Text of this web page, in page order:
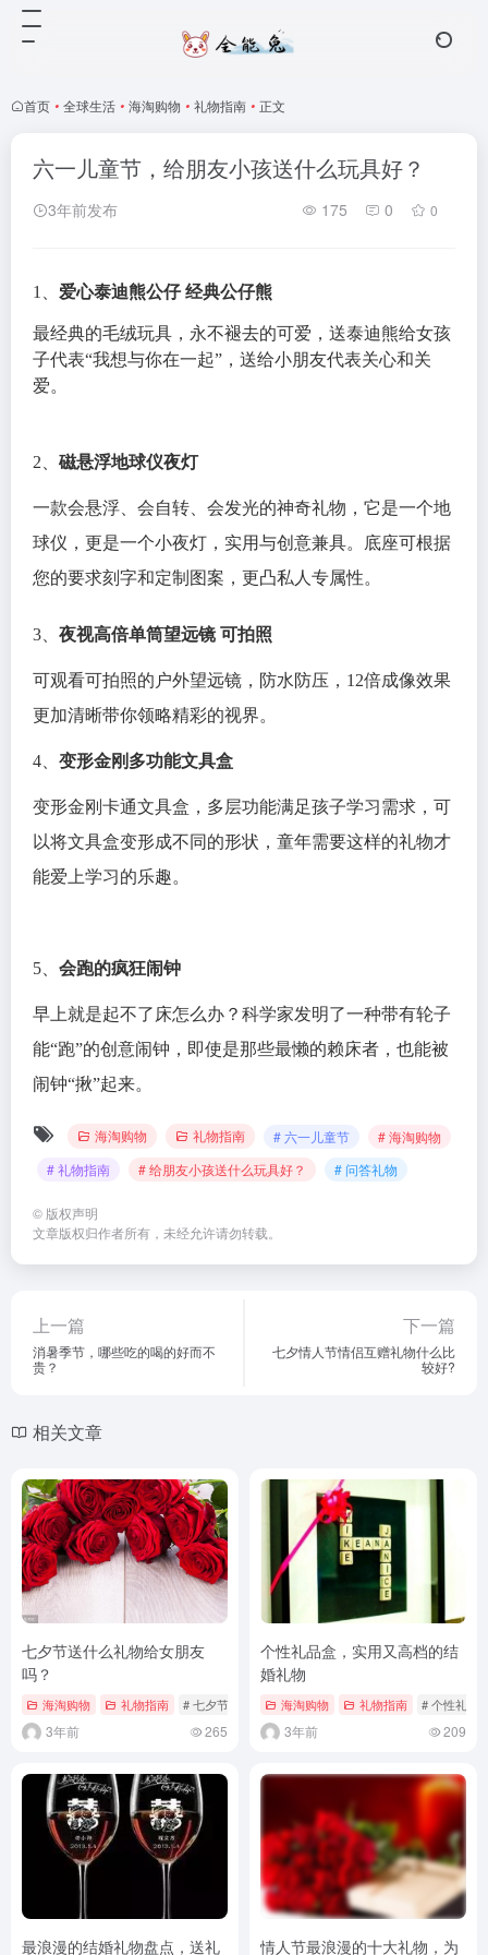
首页 • 全球生活 • 海淘购物 • 礼物指南 • 正文
六一儿童节，给朋友小孩送什么玩具好？
3年前发布 175 0 0
1、 爱心泰迪熊公仔 经典公仔熊
最经典的毛绒玩具，永不褪去的可爱，送泰迪熊给女孩
子代表“我想与你在一起”，送给小朋友代表关心和关
爱。
2、 磁悬浮地球仪夜灯
一款会悬浮、会自转、会发光的神奇礼物，它是一个地
球仪，更是一个小夜灯，实用与创意兼具。底座可根据
您的要求刻字和定制图案，更凸私人专属性。
3、 夜视高倍单筒望远镜 可拍照
可观看可拍照的户外望远镜，防水防压，12倍成像效果
更加清晰带你领略精彩的视界。
4、 变形金刚多功能文具盒
变形金刚卡通文具盒，多层功能满足孩子学习需求，可
以将文具盒变形成不同的形状，童年需要这样的礼物才
能爱上学习的乐趣。
5、 会跑的疯狂闹钟
早上就是起不了床怎么办？科学家发明了一种带有轮子
能“跑”的创意闹钟，即使是那些最懒的赖床者，也能被
闹钟“揪”起来。
海淘购物 礼物指南 # 六一儿童节
# 海淘购物
# 礼物指南
# 给朋友小孩送什么玩具好？ # 问答礼物
© 版权声明
文章版权归作者所有，未经允许请勿转载。
上一篇
消暑季节，哪些吃的喝的好而不
贵？
下一篇
七夕情人节情侣互赠礼物什么比
较好?
相关文章
七夕节送什么礼物给女朋友
吗？
海淘购物 礼物指南 # 七夕节送什么礼物给女朋友吗？ # 海淘购物 # 礼物
3年前 265
个性礼品盒，实用又高档的结
婚礼物
海淘购物 礼物指南 # 个性礼品
3年前 209
最浪漫的结婚礼物盘点，送礼 情人节最浪漫的十大礼物，为